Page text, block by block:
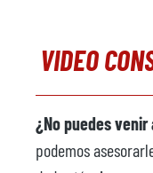
Año
Comentarios
Cargador metálico
VIDEO
¿No puedes
podemos